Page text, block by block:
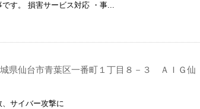
す。 損害サービス対応 ・事...
県仙台市青葉区一番町１丁目８－３ ＡＩＧ仙
サイバー攻撃に